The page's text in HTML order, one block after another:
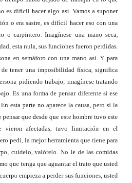
es difícil hacer algo así. Vamos a suponer
o era sastre, es difícil hacer eso con una
o carpintero. Imagínese una mano seca,
esta nula, sus funciones fueron perdidas.
en semáforo con una mano así. Y para
de tener una imposibilidad física, significa
pidiendo trabajo, imagínese tratando
Es una forma de pensar diferente si ese
esta parte no aparece la causa, pero si la
que desde que este hombre tuvo este
vieron afectadas, tuvo limitación en el
pedí, la mejor herramienta que tiene para
cuídelo, valórelo. No le de las comidas
que tenga que aguantar el trato que usted
empieza a perder sus funciones, usted